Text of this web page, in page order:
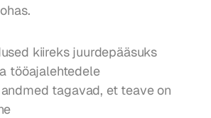
kiireks juurdepääsuks
tööajalehtedele
tagavad, et teave on